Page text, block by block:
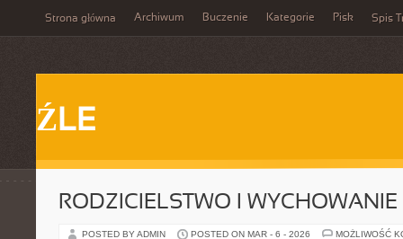
Strona główna Archiwum Buczenie Kategorie Pisk Spis
ŹLE
RODZICIELSTWO I WYCHOWANIE
POSTED BY ADMIN POSTED ON MAR - 6 - 2026
MOŻLIWOŚĆ